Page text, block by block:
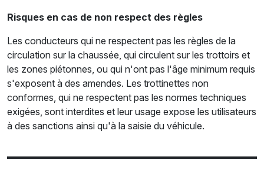
Risques en cas de non respect des règles
Les conducteurs qui ne respectent pas les règles de la
circulation sur la chaussée, qui circulent sur les trottoirs et
les zones piétonnes, ou qui n'ont pas l'âge minimum requis
s'exposent à des amendes. Les trottinettes non
conformes, qui ne respectent pas les normes techniques
exigées, sont interdites et leur usage expose les utilisateurs
à des sanctions ainsi qu'à la saisie du véhicule.